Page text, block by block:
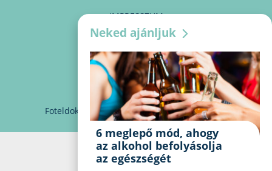
IMPRESSZUM
MÉDIAAJÁNLAT
PARTNEREINK
KAPCSOLAT
Foteldoki info@foteldoki.hu Süti beállítások
Neked ajánljuk
6 meglepő mód, ahogy
az alkohol befolyásolja
az egészségét